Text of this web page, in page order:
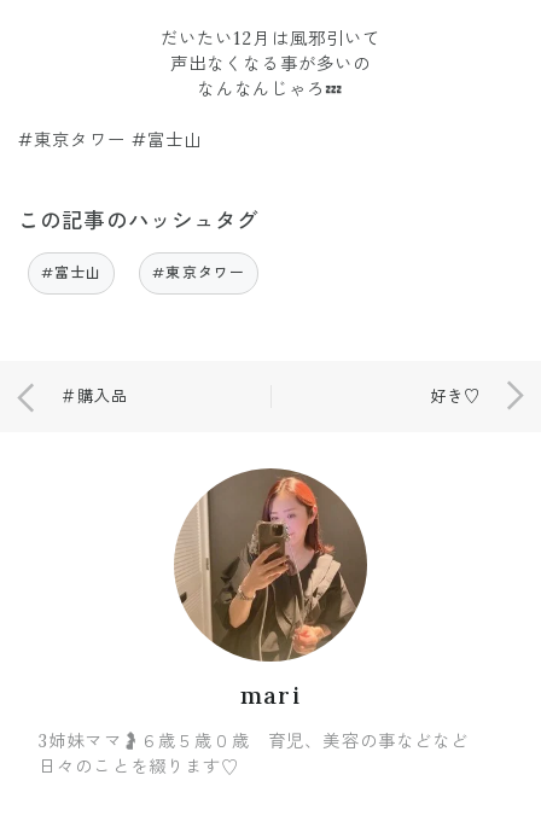
だいたい12月は風邪引いて
声出なくなる事が多いの
なんなんじゃろ💤
#東京タワー #富士山
この記事のハッシュタグ
#富士山 #東京タワー
＃購入品 好き♡
mari
3姉妹ママ🤰６歳５歳０歳 育児、美容の事などなど
日々のことを綴ります♡